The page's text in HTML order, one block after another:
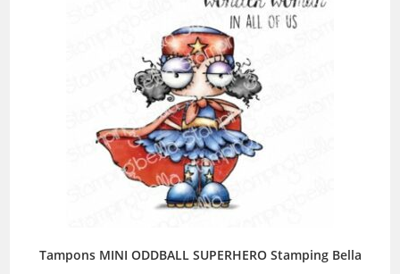
Tampons MINI ODDBALL SUPERHERO Stamping Bella